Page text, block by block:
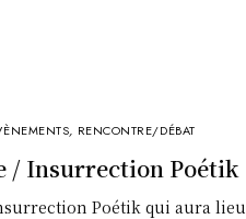
, RENCONTRE/DÉBAT
/ Insurrection Poétik
Poétik qui aura lieu